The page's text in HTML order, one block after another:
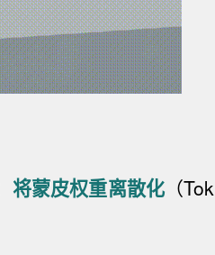
将蒙皮权重离散化 （Tok